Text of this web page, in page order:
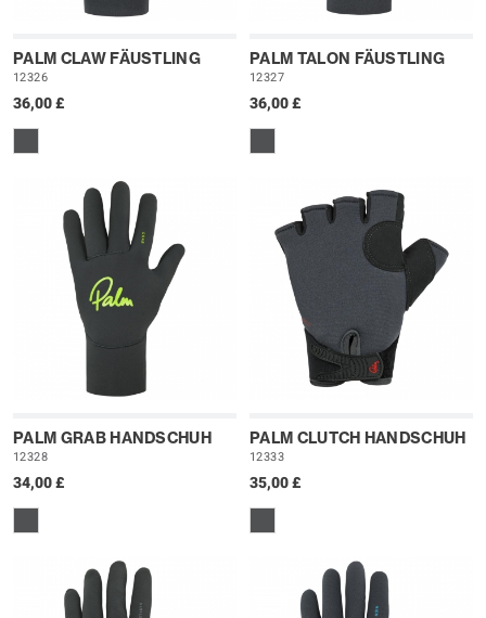
PALM CLAW FÄUSTLING
12326
36,00 £
PALM TALON FÄUSTLING
12327
36,00 £
PALM GRAB HANDSCHUH
12328
34,00 £
PALM CLUTCH HANDSCHUH
12333
35,00 £